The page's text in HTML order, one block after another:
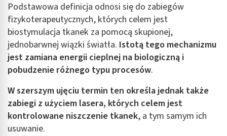
Podstawowa definicja odnosi się do zabiegów
fizykoterapeutycznych, których celem jest
biostymulacja tkanek za pomocą skupionej,
jednobarwnej wiązki światła. Istotą tego mechanizmu
jest zamiana energii cieplnej na biologiczną i
pobudzenie różnego typu procesów.
W szerszym ujęciu termin ten określa jednak także
zabiegi z użyciem lasera, których celem jest
kontrolowane niszczenie tkanek, a tym samym ich
usuwanie.